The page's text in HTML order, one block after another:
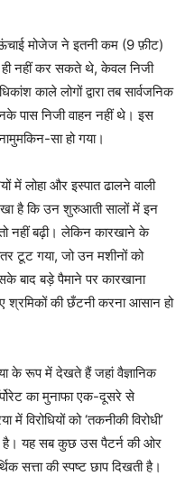
ऊंचाई मोजेज ने इतनी कम (9 फ़ीट)
ही नहीं कर सकते थे, केवल निजी
काले लोगों द्वारा तब सार्वजनिक
पास निजी वाहन नहीं थे। इस
सा हो गया।
में लोहा और इस्पात ढालने वाली
है कि उन शुरुआती सालों में इन
नहीं बढ़ी। लेकिन कारखाने के
टूट गया, जो उन मशीनों को
बाद बड़े पैमाने पर कारखाना
हुए श्रमिकों की छँटनी करना आसान हो
के रूप में देखते हैं जहां वैज्ञानिक
का मुनाफा एक-दूसरे से
को ‘तकनीकी विरोधी’
है। यह सब कुछ उस पैटर्न की ओर
सत्ता की स्पष्ट छाप दिखती है।